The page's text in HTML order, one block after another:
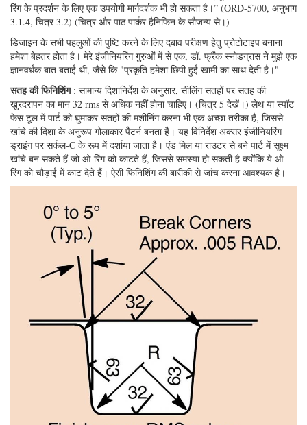
रिंग के प्रदर्शन के लिए एक उपयोगी मार्गदर्शक भी हो सकता है।” (ORD-5700, अनुभाग
3.1.4, चित्र 3.2) (चित्र और पाठ पार्कर हैनिफिन के सौजन्य से।)
डिजाइन के सभी पहलुओं की पुष्टि करने के लिए दबाव परीक्षण हेतु प्रोटोटाइप बनाना
हमेशा बेहतर होता है। मेरे इंजीनियरिंग गुरुओं में से एक, डॉ. फ्रैंक स्नोडग्रास ने मुझे एक
ज्ञानवर्धक बात बताई थी, जैसे कि "प्रकृति हमेशा छिपी हुई खामी का साथ देती है।"
सतह की फिनिशिंग: सामान्य दिशानिर्देश के अनुसार, सीलिंग सतहों पर सतह की
खुरदरापन का मान 32 rms से अधिक नहीं होना चाहिए। (चित्र 5 देखें।) लेथ या स्पॉट
फेस टूल में पार्ट को घुमाकर सतहों की मशीनिंग करना भी एक अच्छा तरीका है, जिससे
खांचे की दिशा के अनुरूप गोलाकार पैटर्न बनता है। यह विनिर्देश अक्सर इंजीनियरिंग
ड्राइंग पर सर्कल-C के रूप में दर्शाया जाता है। एंड मिल या राउटर से बने पार्ट में सूक्ष्म
खांचे बन सकते हैं जो ओ-रिंग को काटते हैं, जिससे समस्या हो सकती है क्योंकि ये ओ-
रिंग को चौड़ाई में काट देते हैं। ऐसी फिनिशिंग की बारीकी से जांच करना आवश्यक है।